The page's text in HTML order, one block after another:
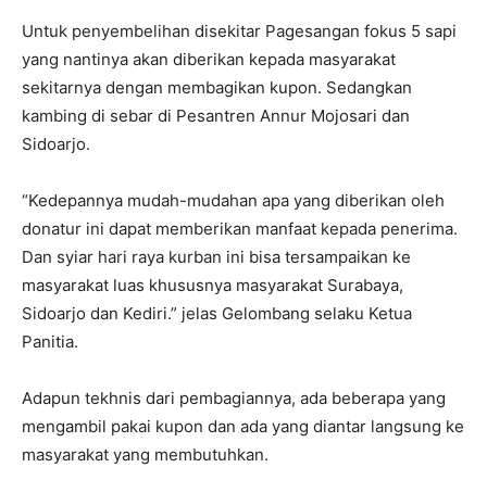
Untuk penyembelihan disekitar Pagesangan fokus 5 sapi
yang nantinya akan diberikan kepada masyarakat
sekitarnya dengan membagikan kupon. Sedangkan
kambing di sebar di Pesantren Annur Mojosari dan
Sidoarjo.
“Kedepannya mudah-mudahan apa yang diberikan oleh
donatur ini dapat memberikan manfaat kepada penerima.
Dan syiar hari raya kurban ini bisa tersampaikan ke
masyarakat luas khususnya masyarakat Surabaya,
Sidoarjo dan Kediri.” jelas Gelombang selaku Ketua
Panitia.
Adapun tekhnis dari pembagiannya, ada beberapa yang
mengambil pakai kupon dan ada yang diantar langsung ke
masyarakat yang membutuhkan.